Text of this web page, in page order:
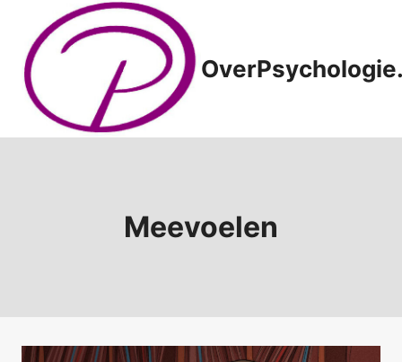
Doorgaan
inhoud
Meevoelen